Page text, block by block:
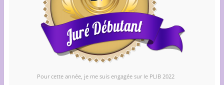
Pour cette année, je me suis engagée sur le PLIB 2022